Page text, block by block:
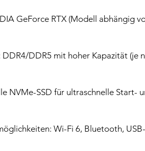
GeForce RTX (Modell abhängig
DDR5 mit hoher Kapazität (je
NVMe-SSD für ultraschnelle Start-
Wi-Fi 6, Bluetooth,